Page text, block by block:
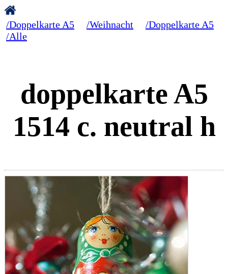
/Doppelkarte A5 /Weihnacht
/Doppelkarte A5
/Alle
doppelkarte A5
1514 c. neutral h